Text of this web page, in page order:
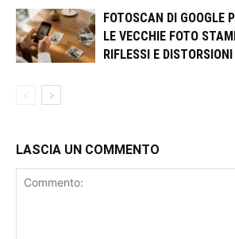
FOTOSCAN DI GOOGLE
LE VECCHIE FOTO
RIFLESSI E DISTORSIONI
LASCIA UN COMMENTO